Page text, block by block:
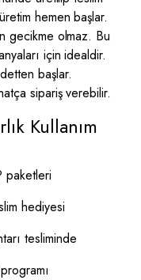
hemen başlar.
gecikme olmaz. Bu
için idealdir.
başlar.
sipariş verebilir.
Kullanım
paketleri
hediyesi
tesliminde